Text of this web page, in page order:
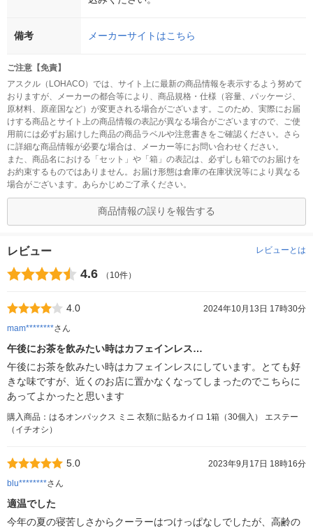
備考 メーカーサイトはこちら
ご注意【免責】
アスクル（LOHACO）では、サイト上に最新の商品情報を表示するよう努めて
おりますが、メーカーの都合等により、商品規格・仕様（容量、パッケージ、
原材料、原産国など）が変更される場合がございます。このため、実際にお届
けする商品とサイト上の商品情報の表記が異なる場合がございますので、ご使
用前には必ずお届けした商品の商品ラベルや注意書きをご確認ください。さら
に詳細な商品情報が必要な場合は、メーカー等にお問い合わせください。
また、商品名における「セット」や「箱」の表記は、必ずしも箱でのお届けを
お約束するものではありません。お届け形態は倉庫の在庫状況等により異なる
場合がございます。あらかじめご了承ください。
商品情報の誤りを報告する
レビュー レビューとは
4.6 （10件）
4.0
2024年10月13日 17時30分
mam********さん
午後にお茶を飲みたい時はカフェインレス…
午後にお茶を飲みたい時はカフェインレスにしています。とても好
きな味ですが、近くのお店に置かなくなってしまったのでこちらに
あってよかったと思います
購入商品：はるオンパックス ミニ 衣類に貼るカイロ 1箱（30個入） エステー
（イチオシ）
5.0
2023年9月17日 18時16分
blu********さん
適温でした
今年の夏の寝苦しさからクーラーはつけっぱなしでしたが、高齢の